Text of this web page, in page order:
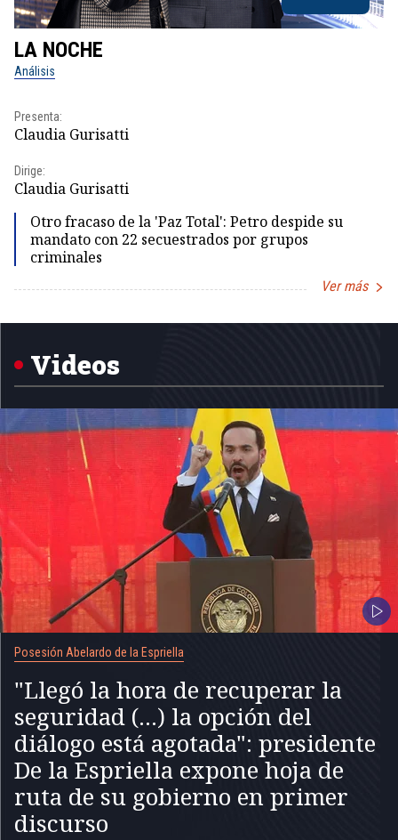
LA NOCHE
Análisis
Presenta:
Claudia Gurisatti
Dirige:
Claudia Gurisatti
Otro fracaso de la 'Paz Total': Petro despide su
mandato con 22 secuestrados por grupos
criminales
Ver más
1
Videos
Posesión Abelardo de la Espriella
"Llegó la hora de recuperar la
seguridad (...) la opción del
diálogo está agotada": presidente
De la Espriella expone hoja de
ruta de su gobierno en primer
discurso